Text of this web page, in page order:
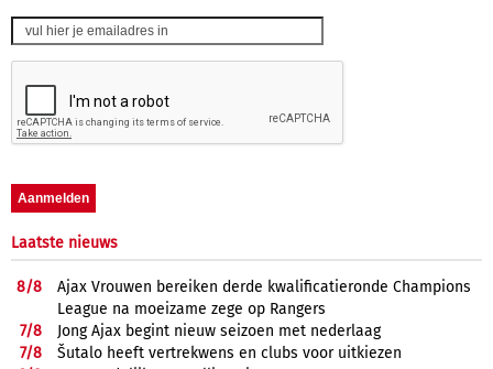
Laatste nieuws
8/8
Ajax Vrouwen bereiken derde kwalificatieronde Champions
League na moeizame zege op Rangers
7/8
Jong Ajax begint nieuw seizoen met nederlaag
7/8
Šutalo heeft vertrekwens en clubs voor uitkiezen